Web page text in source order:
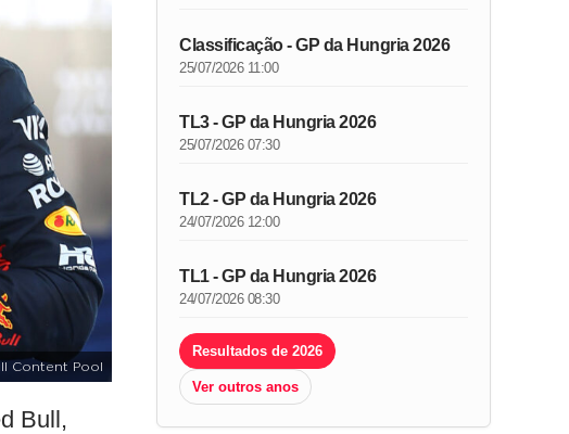
Content Pool
Bull,
Classificação - GP da Hungria 2026
25/07/2026 11:00
TL3 - GP da Hungria 2026
25/07/2026 07:30
TL2 - GP da Hungria 2026
24/07/2026 12:00
TL1 - GP da Hungria 2026
24/07/2026 08:30
Resultados de 2026
Ver outros anos